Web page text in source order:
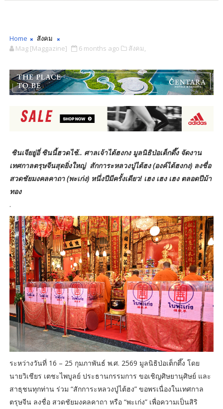
Home
สังคม
Mag [Maggazine]
6 months ago สังคม,
ซินเจียยู่อี่ ซินนี้ฮวดไช้.. ศาลเจ้าไต้ฮงกง มูลนิธิป่อเต็กตึ๊ง จัดงาน
เทศกาลตรุษจีนสุดยิ่งใหญ่ สักการะหลวงปู่ไต้ฮง (องค์ไต้ฮงกง) ลงชื่อ
สวดชัยมงคลคาถา (พะเก่ง) หนึ่งปีมีครั้งเดียว! เฮง เฮง เฮง ตลอดปีม้า
ทอง
.
ระหว่างวันที่ 16 – 25 กุมภาพันธ์ พ.ศ. 2569 มูลนิธิป่อเต็กตึ๊ง โดย
นายวิเชียร เตชะไพบูลย์ ประธานกรรมการ ขอเชิญศิษยานุศิษย์ และ
สาธุชนทุกท่าน ร่วม “สักการะหลวงปู่ไต้ฮง” ขอพรเนื่องในเทศกาล
ตรุษจีน ลงชื่อ สวดชัยมงคลคาถา หรือ “พะเก่ง” เพื่อความเป็นสิริ